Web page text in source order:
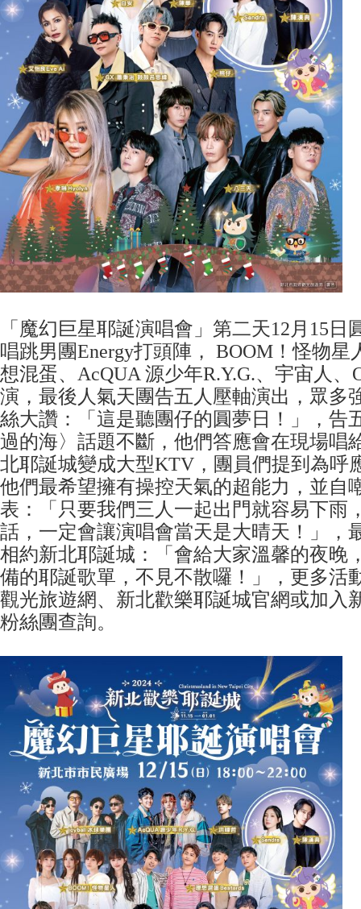
「魔幻巨星耶誕演唱會」第二天12月15日
唱跳男團Energy打頭陣， BOOM！怪物星
想混蛋、AcQUA 源少年R.Y.G.、宇宙人、
演，最後人氣天團告五人壓軸演出，眾多
絲大讚：「這是聽團仔的圓夢日！」，告
過的海〉話題不斷，他們答應會在現場唱
北耶誕城變成大型KTV，團員們提到為呼
他們最希望擁有操控天氣的超能力，並自
表：「只要我們三人一起出門就容易下雨
話，一定會讓演唱會當天是大晴天！」，
相約新北耶誕城：「會給大家溫馨的夜晚
備的耶誕歌單，不見不散囉！」，更多活
觀光旅遊網、新北歡樂耶誕城官網或加入
粉絲團查詢。